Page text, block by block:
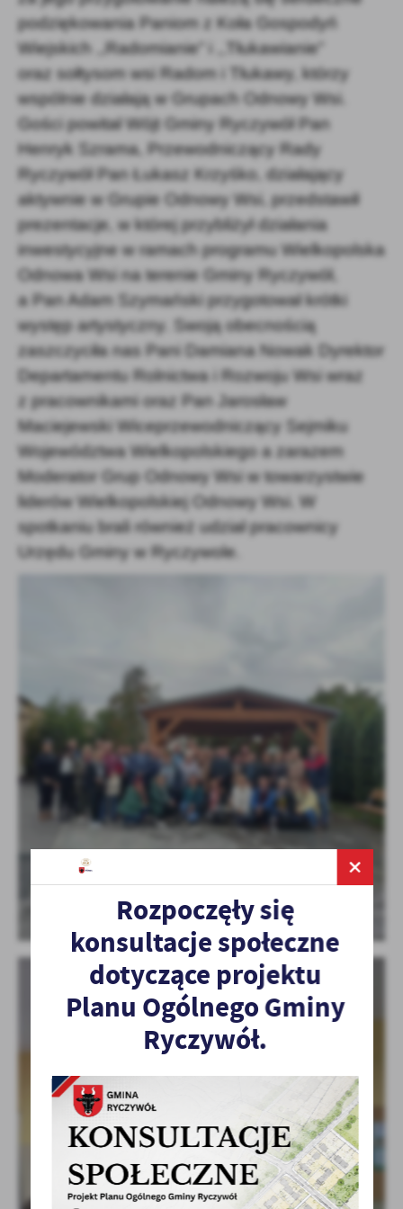
podziękowania Paniom z Koła Gospodyń
Wiejskich ,,Radomianie” i ,,Tłukawianie”
oraz sołtysom wsi Radom i Tłukawy, którzy
wspólnie działają w Grupach Odnowy Wsi.
Gości powitał Wójt Gminy Ryczywół Pan
Henryk Szrama, Przewodniczący Rady
Ryczywół Pan Łukasz Krzyśko, działający
aktywnie w Grupie Odnowy Wsi, przedstawił
prezentacje, w której przybliżył działania
inwestycyjne w ramach programu Wielkopolska
Odnowa Wsi na terenie Gminy Ryczywół,
a Pan Adam Szymański przygotował krótki
występ artystyczny. Swoją obecnością
zaszczyciła nas Pani Damiana Nowak Dyrektor
Departamentu Rolnictwa i Rozwoju Wsi wraz
z pracownikami oraz Pan Jarosław
Maciejewski Wiceprzewodniczący Sejmiku
Województwa Wielkopolskiego a zarazem
Moderator Grup Odnowy Wsi w towarzystwie
liderów Wielkopolskiej Odnowy Wsi. W
spotkaniu brali również udział pracownicy
Urzędu Gminy w Ryczywole.
Rozpoczęły się
konsultacje społeczne
dotyczące projektu
Planu Ogólnego Gminy
Ryczywół.